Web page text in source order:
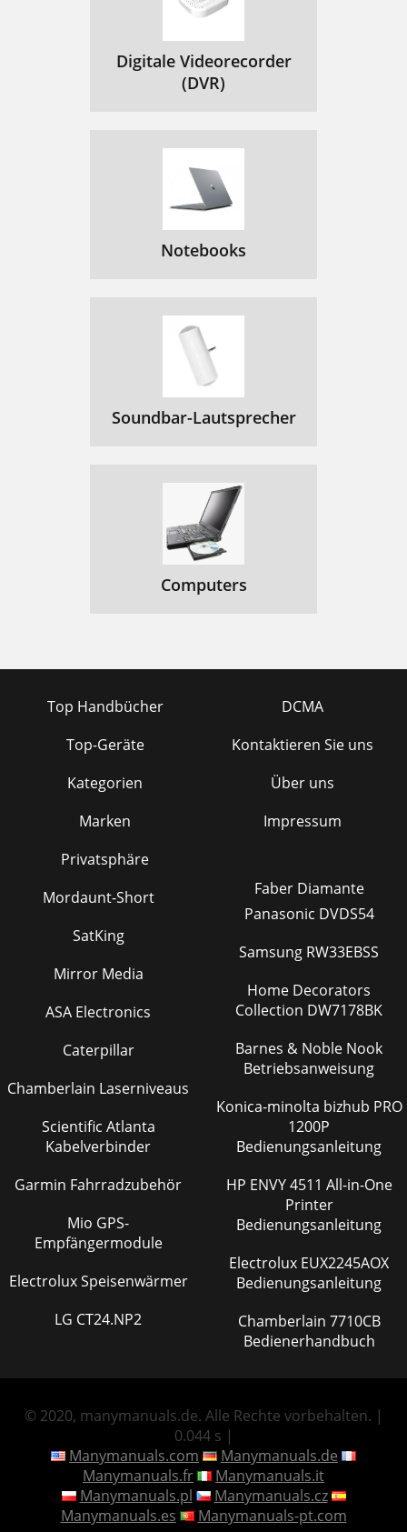
Digitale Videorecorder
(DVR)
Notebooks
Soundbar-Lautsprecher
Computers
Top Handbücher
Top-Geräte
Kategorien
Marken
Privatsphäre
DCMA
Kontaktieren Sie uns
Über uns
Impressum
Mordaunt-Short
SatKing
Mirror Media
ASA Electronics
Caterpillar
Chamberlain Laserniveaus
Scientific Atlanta
Kabelverbinder
Garmin Fahrradzubehör
Mio GPS-
Empfängermodule
Electrolux Speisenwärmer
LG CT24.NP2
Faber Diamante
Panasonic DVDS54
Samsung RW33EBSS
Home Decorators
Collection DW7178BK
Barnes & Noble Nook
Betriebsanweisung
Konica-minolta bizhub PRO
1200P
Bedienungsanleitung
HP ENVY 4511 All-in-One
Printer
Bedienungsanleitung
Electrolux EUX2245AOX
Bedienungsanleitung
Chamberlain 7710CB
Bedienerhandbuch
© 2020, manymanuals.de. Alle Rechte vorbehalten. |
0.044 s |
Manymanuals.com
Manymanuals.de
Manymanuals.fr
Manymanuals.it
Manymanuals.pl
Manymanuals.cz
Manymanuals.es
Manymanuals-pt.com